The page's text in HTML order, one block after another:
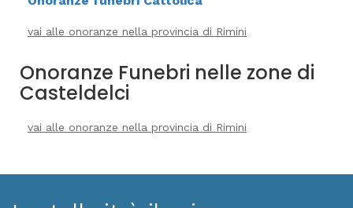
vai alle onoranze nella provincia di Rimini
Onoranze Funebri nelle zone di
Casteldelci
vai alle onoranze nella provincia di Rimini